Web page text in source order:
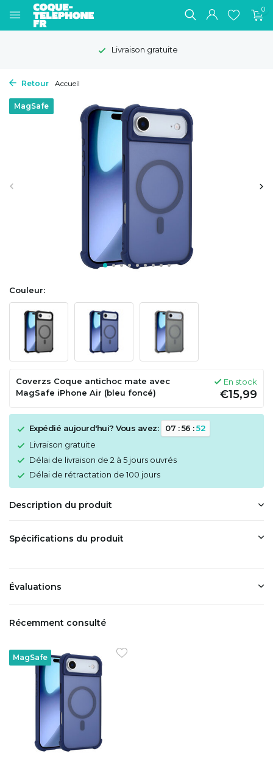
0
Livraison gratuite
Retour Accueil
MagSafe
Couleur:
Coverzs Coque antichoc mate avec
MagSafe iPhone Air (bleu foncé)
En stock
€15,99
Expédié aujourd'hui? Vous avez: 07 :56 :51
Livraison gratuite
Délai de livraison de 2 à 5 jours ouvrés
Délai de rétractation de 100 jours
Description du produit
Spécifications du produit
Évaluations
Récemment consulté
MagSafe